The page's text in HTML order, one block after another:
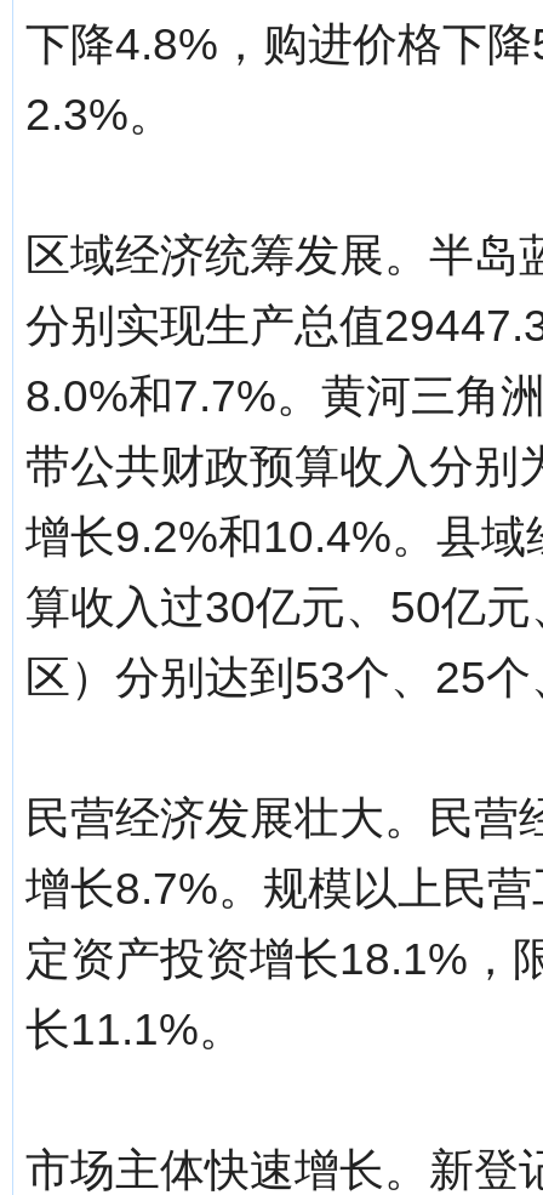
下降4.8%，购进价格下
2.3%。
区域经济统筹发展。半
分别实现生产总值
8.0%和7.7%。黄河三角
带公共财政预算收入分别
增长9.2%和10.4%。县
算收入过30亿元、50亿
区）分别达到53个、25
民营经济发展壮大。民
增长8.7%。规模以上民
定资产投资增长18.1%，
长11.1%。
市场主体快速增长。新登